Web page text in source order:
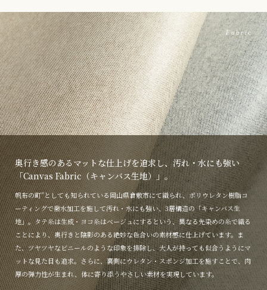
Fabric
奥行き感のあるマットな仕上げを追求し、汚れ・水にも強い
「Canvas Fabric（キャンバス生地）」。
帆布の町”としても知られている岡山県倉敷市にて織られ、ポリウレタン樹脂コ
ーティングで撥水加工を施して汚れ・水にも強い、3層構造の「キャンバス生
地」。タテ糸は生成・ヨコ糸はベージュにするという、異なる先染めの糸で織る
ことにより、奥行きと陰影のある絶妙な色合いの素材感に仕上げています。ま
た、ツヤツヤなビニールのような印象を排除し、大人が持っても似合うようにマ
ットな見た目も追求。さらに、裏側にウレタン・スポンジ加工を施すことで、肉
厚の弾力性が生まれ、体に寄り添うやさしい素材を実現しています。